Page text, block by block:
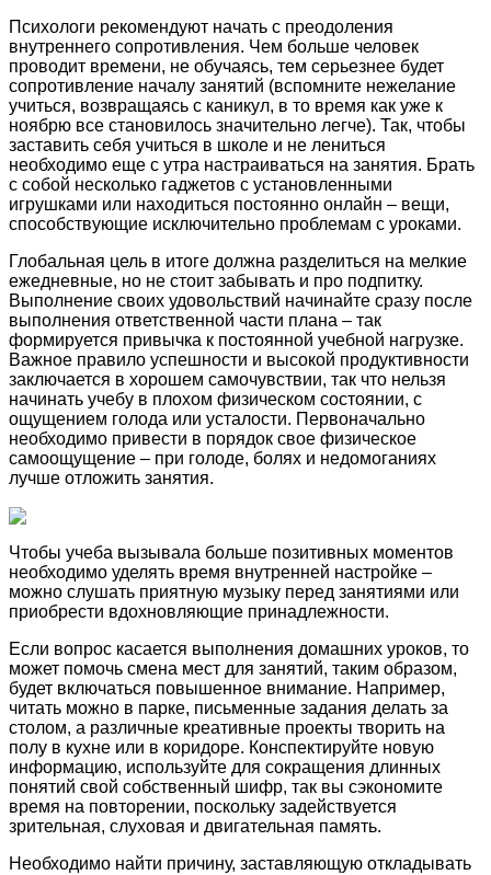
Психологи рекомендуют начать с преодоления
внутреннего сопротивления. Чем больше человек
проводит времени, не обучаясь, тем серьезнее будет
сопротивление началу занятий (вспомните нежелание
учиться, возвращаясь с каникул, в то время как уже к
ноябрю все становилось значительно легче). Так, чтобы
заставить себя учиться в школе и не лениться
необходимо еще с утра настраиваться на занятия. Брать
с собой несколько гаджетов с установленными
игрушками или находиться постоянно онлайн – вещи,
способствующие исключительно проблемам с уроками.
Глобальная цель в итоге должна разделиться на мелкие
ежедневные, но не стоит забывать и про подпитку.
Выполнение своих удовольствий начинайте сразу после
выполнения ответственной части плана – так
формируется привычка к постоянной учебной нагрузке.
Важное правило успешности и высокой продуктивности
заключается в хорошем самочувствии, так что нельзя
начинать учебу в плохом физическом состоянии, с
ощущением голода или усталости. Первоначально
необходимо привести в порядок свое физическое
самоощущение – при голоде, болях и недомоганиях
лучше отложить занятия.
Чтобы учеба вызывала больше позитивных моментов
необходимо уделять время внутренней настройке –
можно слушать приятную музыку перед занятиями или
приобрести вдохновляющие принадлежности.
Если вопрос касается выполнения домашних уроков, то
может помочь смена мест для занятий, таким образом,
будет включаться повышенное внимание. Например,
читать можно в парке, письменные задания делать за
столом, а различные креативные проекты творить на
полу в кухне или в коридоре. Конспектируйте новую
информацию, используйте для сокращения длинных
понятий свой собственный шифр, так вы сэкономите
время на повторении, поскольку задействуется
зрительная, слуховая и двигательная память.
Необходимо найти причину, заставляющую откладывать